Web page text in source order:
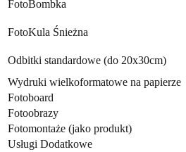
FotoBombka
FotoKula Śnieżna
Odbitki standardowe (do 20x30cm)
Wydruki wielkoformatowe na papierze
Fotoboard
Fotoobrazy
Fotomontaże (jako produkt)
Usługi Dodatkowe